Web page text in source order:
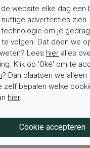
achteraf met Klarna
2 weken
in voor de
de nieuwsbrief en blijf
Meneer
website elke dag een
advertenties zien.
om je
volgen. Dat doen we
Lees hier alles
Klik op 'Oké' om te
? Dan plaatsen we
zelf bepalen welke
hier.